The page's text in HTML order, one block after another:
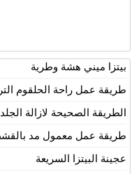
بيتزا ميني هشة وطرية
طريقة عمل راحة الحلقوم
الطريقة الصحيحة لازالة
طريقة عمل معمول مد
عجينة البيتزا السريعة